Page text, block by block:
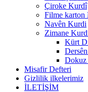
Çiroke Kurdî
Filme karton
Navên Kurdi
Zimane
Kürt
Dokuz
Misafir Defteri
Gizlilik ilkelerimiz
İLETİŞİM